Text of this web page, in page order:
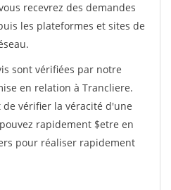
recevrez des demandes
les plateformes et sites de
sont vérifiées par notre
en relation à Trancliere.
vérifier la véracité d'une
rapidement $etre en
pour réaliser rapidement